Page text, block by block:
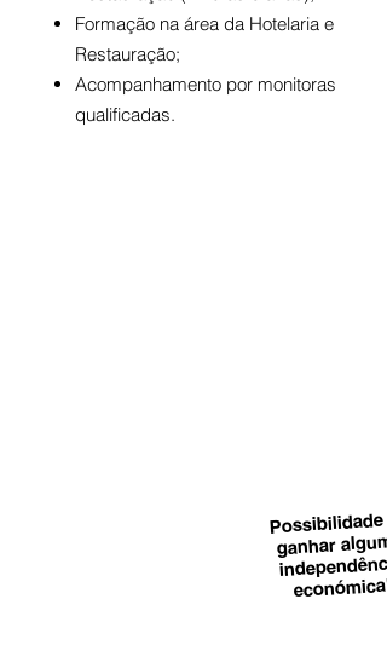
Formação na área da Hotelaria e
Restauração;
Acompanhamento por monitoras
qualificadas.
Possibilidade
ganhar
económica!